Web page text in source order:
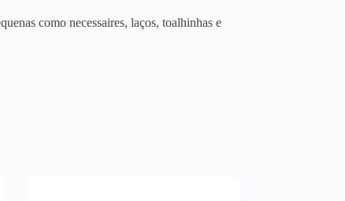
como necessaires, laços, toalhinhas e